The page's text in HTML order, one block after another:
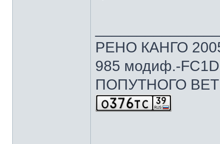
РЕНО КАНГО
985 модиф.-
ПОПУТНОГО